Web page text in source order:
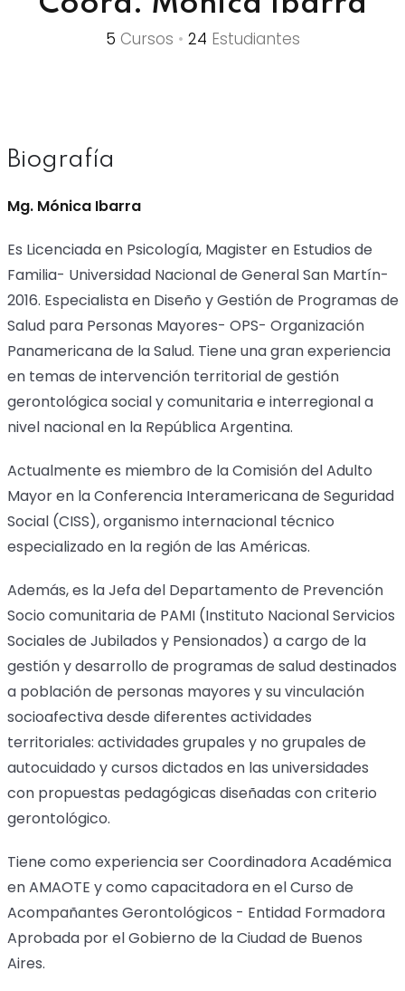
5 Cursos • 24 Estudiantes
Biografía
Mg. Mónica Ibarra
Es Licenciada en Psicología, Magister en Estudios de
Familia- Universidad Nacional de General San Martín-
2016. Especialista en Diseño y Gestión de Programas de
Salud para Personas Mayores- OPS- Organización
Panamericana de la Salud. Tiene una gran experiencia
en temas de intervención territorial de gestión
gerontológica social y comunitaria e interregional a
nivel nacional en la República Argentina.
Actualmente es miembro de la Comisión del Adulto
Mayor en la Conferencia Interamericana de Seguridad
Social (CISS), organismo internacional técnico
especializado en la región de las Américas.
Además, es la Jefa del Departamento de Prevención
Socio comunitaria de PAMI (Instituto Nacional Servicios
Sociales de Jubilados y Pensionados) a cargo de la
gestión y desarrollo de programas de salud destinados
a población de personas mayores y su vinculación
socioafectiva desde diferentes actividades
territoriales: actividades grupales y no grupales de
autocuidado y cursos dictados en las universidades
con propuestas pedagógicas diseñadas con criterio
gerontológico.
Tiene como experiencia ser Coordinadora Académica
en AMAOTE y como capacitadora en el Curso de
Acompañantes Gerontológicos - Entidad Formadora
Aprobada por el Gobierno de la Ciudad de Buenos
Aires.
Already have an account? Ingresar